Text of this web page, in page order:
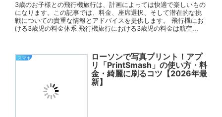
3歳のお子様との飛行機旅行は、計画によっては快適で楽しいもの
になります。この記事では、料金、座席選択、そして潜在的な挑
戦についての貴重な情報とアドバイスを提供します。 飛行機にお
ける3歳児の料金体系 飛行機旅行における3歳児の料金は航空...
スマホ
ローソンで写真プリント！アプ
リ「PrintSmash」の使い方・料
金・綺麗に刷るコツ【2026年最
新】